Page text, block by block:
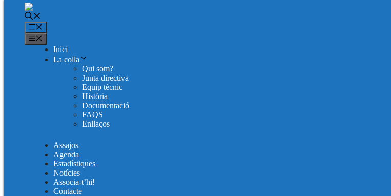
Menú
Inici
La colla
Qui som?
Junta directiva
Equip tècnic
Història
Documentació
FAQS
Enllaços
Assajos
Agenda
Estadístiques
Notícies
Associa-t’hi!
Contacte
L’Artesà
No upcoming events
Loading Map....